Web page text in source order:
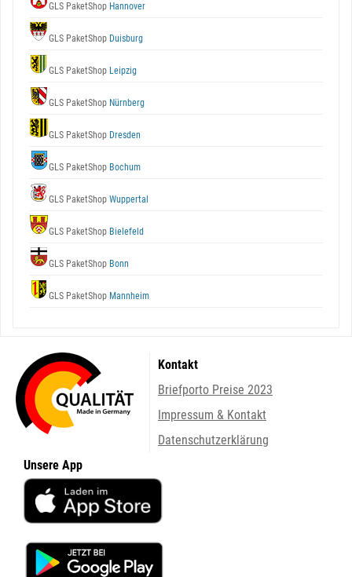
GLS PaketShop Hannover
GLS PaketShop Duisburg
GLS PaketShop Leipzig
GLS PaketShop Nürnberg
GLS PaketShop Dresden
GLS PaketShop Bochum
GLS PaketShop Wuppertal
GLS PaketShop Bielefeld
GLS PaketShop Bonn
GLS PaketShop Mannheim
Kontakt
Briefporto Preise 2023
Impressum & Kontakt
Datenschutzerklärung
Unsere App